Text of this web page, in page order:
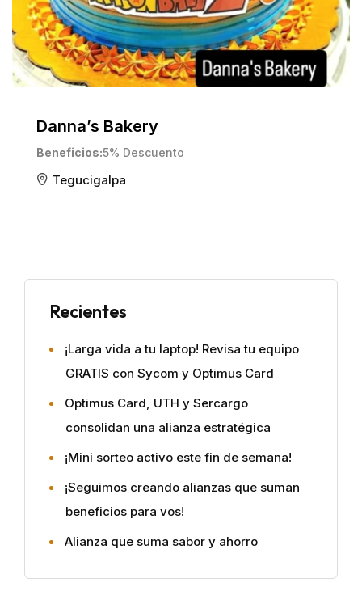
Danna’s Bakery
Beneficios 5% Descuento
Tegucigalpa
Recientes
¡Larga vida a tu laptop! Revisa tu equipo
GRATIS con Sycom y Optimus Card
Optimus Card, UTH y Sercargo
consolidan una alianza estratégica
¡Mini sorteo activo este fin de semana!
¡Seguimos creando alianzas que suman
beneficios para vos!
Alianza que suma sabor y ahorro